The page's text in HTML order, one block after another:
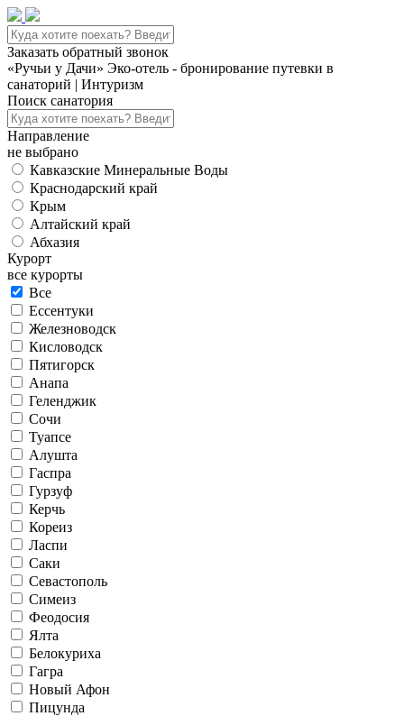
Заказать обратный звонок
«Ручьи у Дачи» Эко-отель - бронирование путевки в
санаторий | Интуризм
Поиск санатория
Направление
не выбрано
Кавказские Минеральные Воды
Краснодарский край
Крым
Алтайский край
Абхазия
Курорт
все курорты
Все
Ессентуки
Железноводск
Кисловодск
Пятигорск
Анапа
Геленджик
Сочи
Туапсе
Алушта
Гаспра
Гурзуф
Керчь
Кореиз
Ласпи
Саки
Севастополь
Симеиз
Феодосия
Ялта
Белокуриха
Гагра
Новый Афон
Пицунда